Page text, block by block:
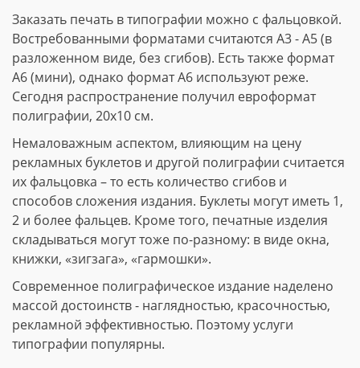
Заказать печать в типографии можно с фальцовкой.
Востребованными форматами считаются А3 - А5 (в
разложенном виде, без сгибов). Есть также формат
А6 (мини), однако формат А6 используют реже.
Сегодня распространение получил евроформат
полиграфии, 20х10 см.
Немаловажным аспектом, влияющим на цену
рекламных буклетов и другой полиграфии считается
их фальцовка – то есть количество сгибов и
способов сложения издания. Буклеты могут иметь 1,
2 и более фальцев. Кроме того, печатные изделия
складываться могут тоже по-разному: в виде окна,
книжки, «зигзага», «гармошки».
Современное полиграфическое издание наделено
массой достоинств - наглядностью, красочностью,
рекламной эффективностью. Поэтому услуги
типографии популярны.